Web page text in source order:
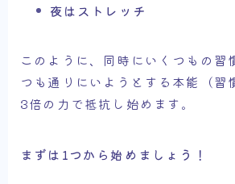
夜はストレッチ
このように、同時にいくつもの習
つも通りにいようとする本能（習
3倍の力で抵抗し始めます。
まずは1つから始めましょう！